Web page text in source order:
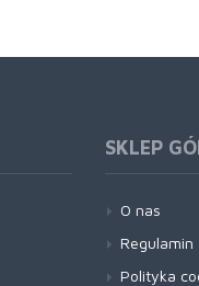
SKLEP
O nas
Regulamin
Polityka